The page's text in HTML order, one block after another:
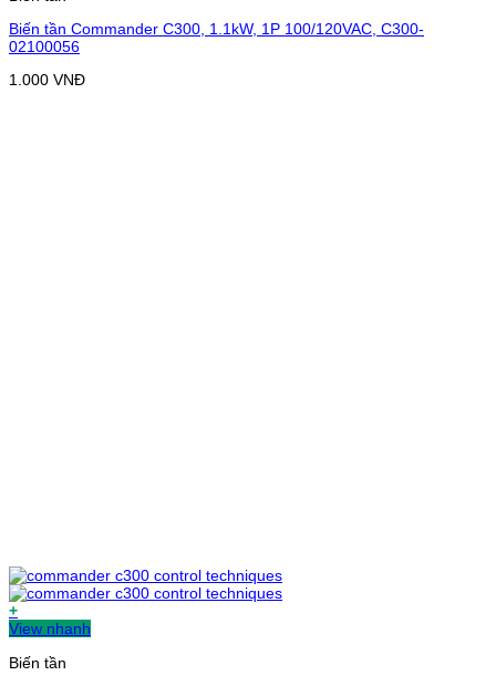
Biến tần Commander C300, 1.1kW, 1P 100/120VAC, C300-
02100056
1.000 VNĐ
+
View nhanh
Biến tần